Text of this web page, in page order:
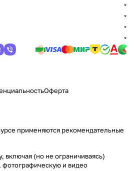
Оферта
применяются рекомендательные
включая (но не ограничиваясь)
фотографическую и видео